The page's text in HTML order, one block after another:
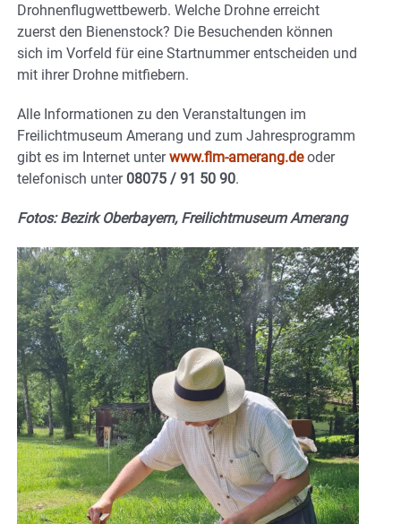
Drohnenflugwettbewerb. Welche Drohne erreicht
zuerst den Bienenstock? Die Besuchenden können
sich im Vorfeld für eine Startnummer entscheiden und
mit ihrer Drohne mitfiebern.
Alle Informationen zu den Veranstaltungen im
Freilichtmuseum Amerang und zum Jahresprogramm
gibt es im Internet unterwww.flm-amerang.deoder
telefonisch unter 08075 / 91 50 90.
Fotos: Bezirk Oberbayern, Freilichtmuseum Amerang